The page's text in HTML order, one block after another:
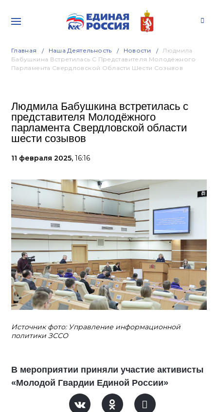
Главная Наша Деятельность Новости
Людмила
Бабушкина Встретилась С Представителя Молодёжного
Парламента Свердловской Области Шести Созывов
Людмила Бабушкина встретилась с
представителя Молодёжного
парламента Свердловской области
шести созывов
11 февраля 2025, 16:16
Источник фото: Управление информационной
политики ЗССО
В мероприятии приняли участие активисты
«Молодой Гвардии Единой России»